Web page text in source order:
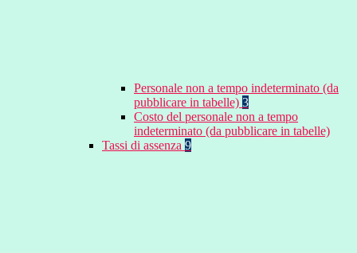
Personale non a tempo indeterminato (da
pubblicare in tabelle) 3
Costo del personale non a tempo
indeterminato (da pubblicare in tabelle)
Tassi di assenza 9